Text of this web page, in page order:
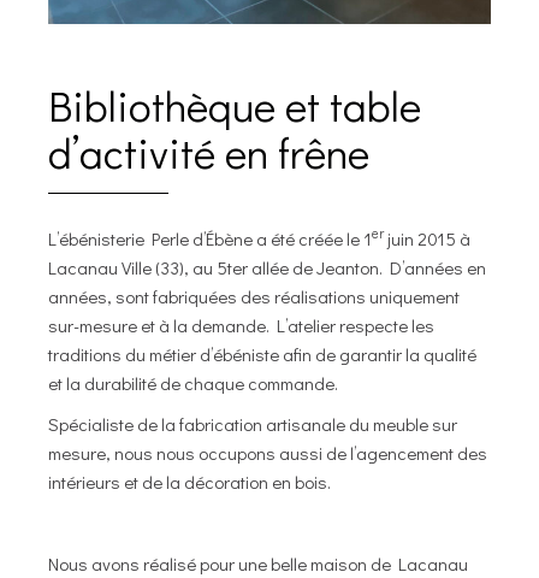
Bibliothèque et table
d’activité en frêne
L’ébénisterie Perle d’Ébène a été créée le 1erjuin 2015 à
Lacanau Ville (33), au 5ter allée de Jeanton. D’années en
années, sont fabriquées des réalisations uniquement
sur-mesure et à la demande. L’atelier respecte les
traditions du métier d’ébéniste afin de garantir la qualité
et la durabilité de chaque commande.
Spécialiste de la fabrication artisanale du meuble sur
mesure, nous nous occupons aussi de l’agencement des
intérieurs et de la décoration en bois.
Nous avons réalisé pour une belle maison de Lacanau